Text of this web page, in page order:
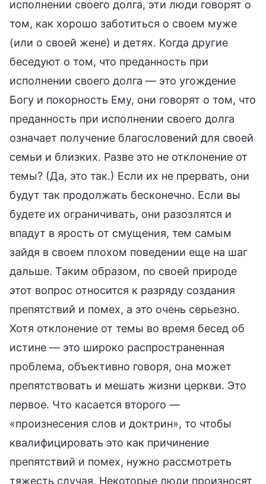
исполнении своего долга, эти люди говорят о
том, как хорошо заботиться о своем муже
(или о своей жене) и детях. Когда другие
беседуют о том, что преданность при
исполнении своего долга — это угождение
Богу и покорность Ему, они говорят о том, что
преданность при исполнении своего долга
означает получение благословений для своей
семьи и близких. Разве это не отклонение от
темы? (Да, это так.) Если их не прервать, они
будут так продолжать бесконечно. Если вы
будете их ограничивать, они разозлятся и
впадут в ярость от смущения, тем самым
зайдя в своем плохом поведении еще на шаг
дальше. Таким образом, по своей природе
этот вопрос относится к разряду создания
препятствий и помех, а это очень серьезно.
Хотя отклонение от темы во время бесед об
истине — это широко распространенная
проблема, объективно говоря, она может
препятствовать и мешать жизни церкви. Это
первое. Что касается второго —
«произнесения слов и доктрин», то чтобы
квалифицировать это как причинение
препятствий и помех, нужно рассмотреть
тяжесть случая. Некоторые люди произносят